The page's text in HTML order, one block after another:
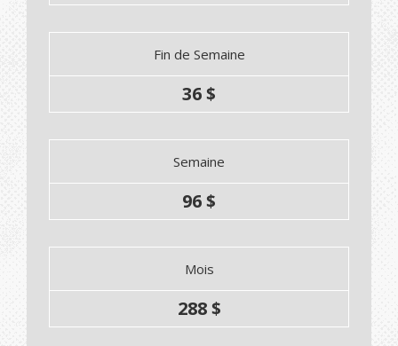
Fin de Semaine
36 $
Semaine
96 $
Mois
288 $